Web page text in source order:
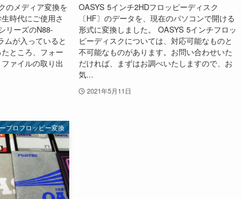
のメディア変換を
時代にご使用さ
リーズのN88-
ムが入っていると
ところ、フォー
ァイルの取り出
OASYS 5インチ2HDフロッピーディスク
〔HF〕のデータを、現在のパソコンで開ける
形式に変換しました。 OASYS 5インチフロッ
ピーディスクについては、対応可能なものと
不可能なものがあります。お問い合わせいた
だければ、まずはお調べいたしますので、お
気...
2021年5月11日
プロフロッピー変換